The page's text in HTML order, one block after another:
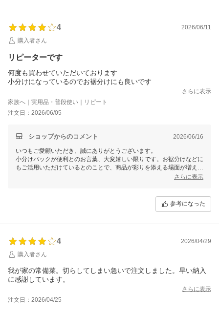
4
2026/06/11
購入者さん
リピーターです
何度も買わせていただいております
さらに表示
家族へ｜実用品・普段使い｜リピート
注文日：2026/06/05
ショップからのコメント 2026/06/16
いつもご愛顧いただき、誠にありがとうございます。
小分けパックが便利とのお言葉、大変嬉しい限りです。お裾分けなどに
もご活用いただけているとのことで、商品が彩りを添える場面が増えて
さらに表示
参考になった
4
2026/04/29
購入者さん
我が家の常備菜。切らしてしまい急いで注文しました。早い納入
に感謝しています。
さらに表示
注文日：2026/04/25